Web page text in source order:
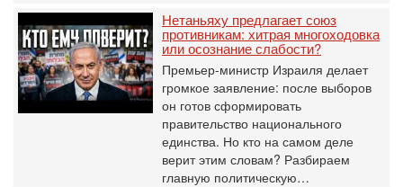
Нетаньяху предлагает союз
противникам: хитрая многоходовка
или осознание слабости?
Премьер-министр Израиля делает
громкое заявление: после выборов
он готов сформировать
правительство национального
единства. Но кто на самом деле
верит этим словам? Разбираем
главную политическую…